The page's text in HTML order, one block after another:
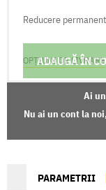
Reducere
ADAUGĂ ÎN
OPȚIUNI DE LIVRARE
Ai
Nu ai un cont la
PARAMETRII